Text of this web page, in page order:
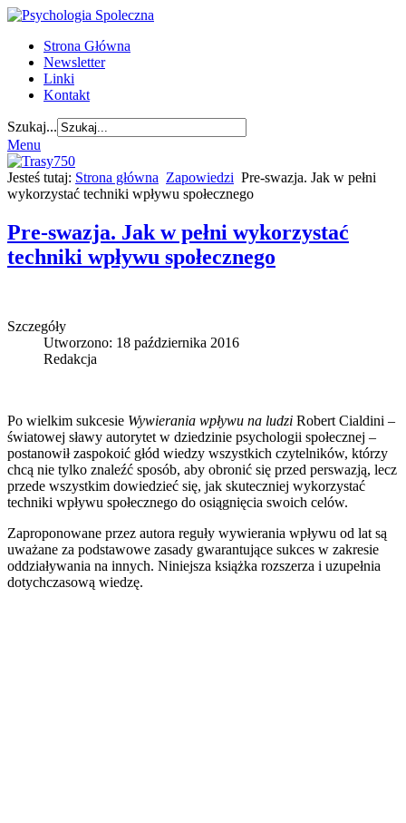
Strona Główna
Newsletter
Linki
Kontakt
Szukaj...
Menu
Jesteś tutaj: Strona główna Zapowiedzi Pre-swazja. Jak w pełni
wykorzystać techniki wpływu społecznego
Pre-swazja. Jak w pełni wykorzystać
techniki wpływu społecznego
Szczegóły
Utworzono: 18 października 2016
Redakcja
Po wielkim sukcesie Wywierania wpływu na ludzi Robert Cialdini –
światowej sławy autorytet w dziedzinie psychologii społecznej –
postanowił zaspokoić głód wiedzy wszystkich czytelników, którzy
chcą nie tylko znaleźć sposób, aby obronić się przed perswazją, lecz
przede wszystkim dowiedzieć się, jak skuteczniej wykorzystać
techniki wpływu społecznego do osiągnięcia swoich celów.
Zaproponowane przez autora reguły wywierania wpływu od lat są
uważane za podstawowe zasady gwarantujące sukces w zakresie
oddziaływania na innych. Niniejsza książka rozszerza i uzupełnia
dotychczasową wiedzę.